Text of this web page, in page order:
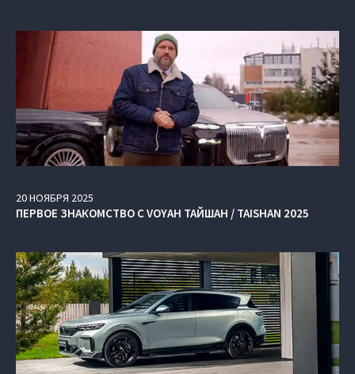
20НОЯБРЯ 2025
ПЕРВОЕ ЗНАКОМСТВО С VOYAH ТАЙШАН / TAISHAN 2025